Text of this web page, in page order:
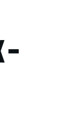
–